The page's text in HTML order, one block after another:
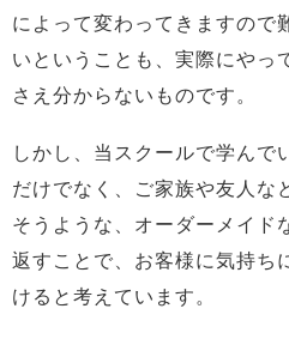
によって変わってきますので
いということも、実際にやっ
さえ分からないものです。
しかし、当スクールで学んで
だけでなく、ご家族や友人な
そうような、オーダーメイド
返すことで、お客様に気持ち
けると考えています。